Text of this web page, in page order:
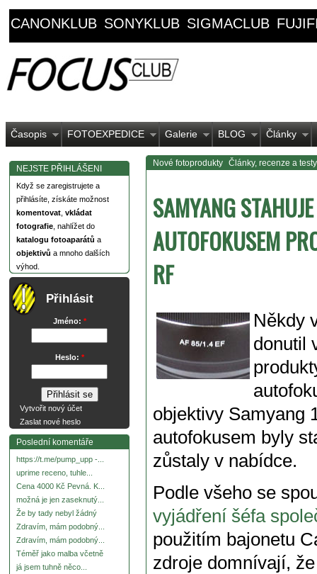
CANONKLUB SONYKLUB SIGMACLUB
Časopis FOTOEXPEDICE Galerie BLOG Články
NEJSTE PŘIHLÁŠENI
Když se zaregistrujete a
přihlásíte, získáte možnost
komentovat vkládat
fotografie , nahlížet do
katalogu fotoaparátů a
objektivů a mnoho dalších
výhod.
Přihlásit
Jméno: *
Heslo: *
Vytvořit nový účet
Zaslat nové heslo
Poslední komentáře
https://t.me/pump_upp -...
uprime receno, tuhle...
Cena 4000 Kč Pevná. K...
možná je jen zaseknutý...
Že by tady nebyl žádný
Zdravím, mám podobný...
Zdravím, mám podobný...
Téměř jako malba včetně
já jsem tuhně něco...
Nové fotoprodukty Články, recenze a testy
SAMYANG
AUTOFOKUSEM
RF
Někdy
donutil
objektivy Samyang
autofokusem byly
zůstaly v nabídce.
Podle všeho se
vyjádření šéfa
použitím bajonetu
zdroje domnívají,